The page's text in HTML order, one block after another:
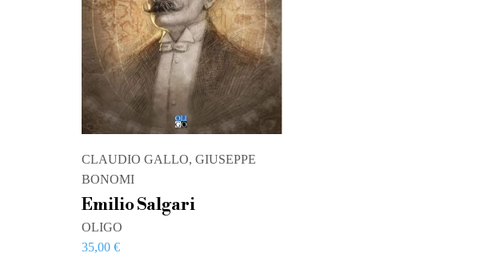
CLAUDIO GALLO, GIUSEPPE
BONOMI
Emilio Salgari
OLIGO
35,00 €